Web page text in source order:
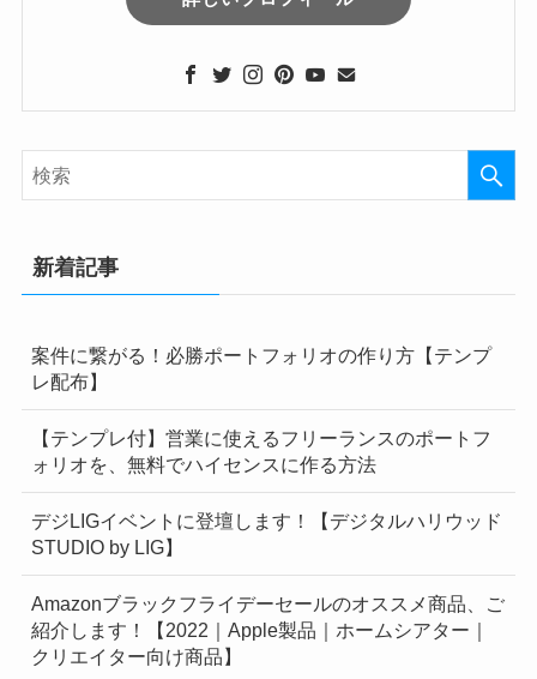
新着記事
案件に繋がる！必勝ポートフォリオの作り方【テンプ
レ配布】
【テンプレ付】営業に使えるフリーランスのポートフ
ォリオを、無料でハイセンスに作る方法
デジLIGイベントに登壇します！【デジタルハリウッド
STUDIO by LIG】
Amazonブラックフライデーセールのオススメ商品、ご
紹介します！【2022｜Apple製品｜ホームシアター｜
クリエイター向け商品】